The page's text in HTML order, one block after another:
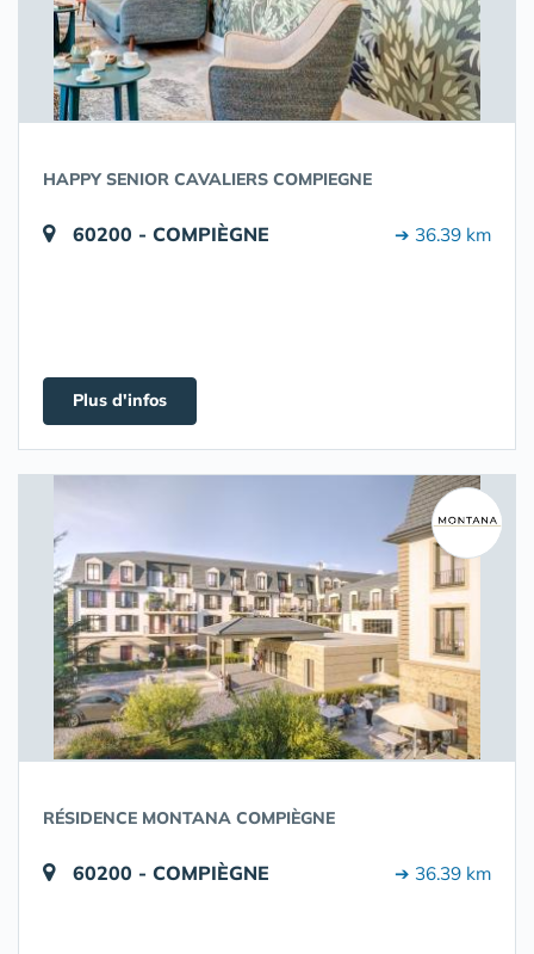
HAPPY SENIOR CAVALIERS COMPIEGNE
60200 - COMPIÈGNE ➔ 36.39 km
Plus d'infos
RÉSIDENCE MONTANA COMPIÈGNE
60200 - COMPIÈGNE ➔ 36.39 km